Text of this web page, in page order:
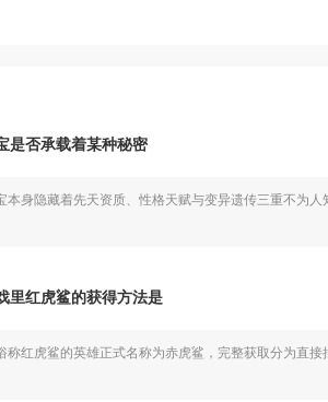
是否承载着某种秘密
本身隐藏着先天资质、性格天赋与变异遗传三重不为
里红虎鲨的获得方法是
称红虎鲨的英雄正式名称为赤虎鲨，完整获取分为直